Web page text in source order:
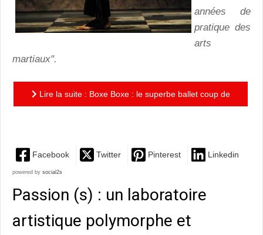
années de
pratique des
arts
martiaux".
Lire la suite : Boxe Boxe : le superbe ballet coup de
Facebook Twitter Pinterest Linkedin
powered by social2s
Passion (s) : un laboratoire
artistique polymorphe et